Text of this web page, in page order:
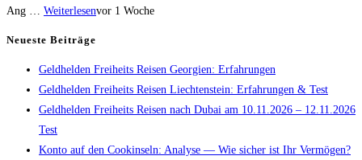
Ang … Weiterlesenvor 1 Woche
Neueste Beiträge
Geldhelden Freiheits Reisen Georgien: Erfahrungen
Geldhelden Freiheits Reisen Liechtenstein: Erfahrungen & Test
Geldhelden Freiheits Reisen nach Dubai am 10.11.2026 – 12.11.2026
Test
Konto auf den Cookinseln: Analyse — Wie sicher ist Ihr Vermögen?